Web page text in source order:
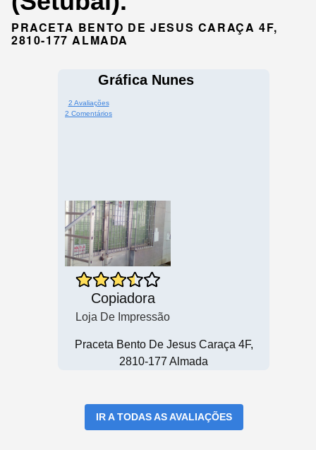
PRACETA BENTO DE JESUS CARAÇA 4F,
2810-177 ALMADA
Gráfica Nunes
2 Avaliações
2 Comentários
Copiadora
Loja De Impressão
Praceta Bento De Jesus Caraça 4F,
2810-177 Almada
IR A TODAS AS AVALIAÇÕES